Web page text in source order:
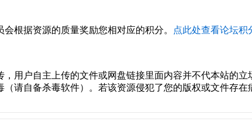
根据资源的质量奖励您相对应的积分。
点此处查看论坛积
用户自主上传的文件或网盘链接里面内容并不代本站的立
请自备杀毒软件）。若该资源侵犯了您的版权或文件存在